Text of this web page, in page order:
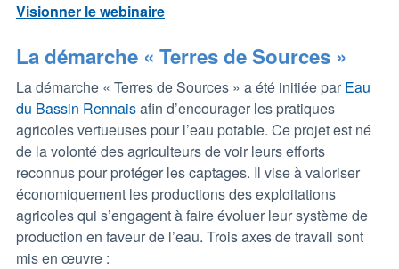
Visionner le webinaire
La démarche « Terres de Sources »
La démarche « Terres de Sources » a été initiée par Eau
du Bassin Rennaisafin d’encourager les pratiques
agricoles vertueuses pour l’eau potable. Ce projet est né
de la volonté des agriculteurs de voir leurs efforts
reconnus pour protéger les captages. Il vise à valoriser
économiquement les productions des exploitations
agricoles qui s’engagent à faire évoluer leur système de
production en faveur de l’eau. Trois axes de travail sont
mis en œuvre :